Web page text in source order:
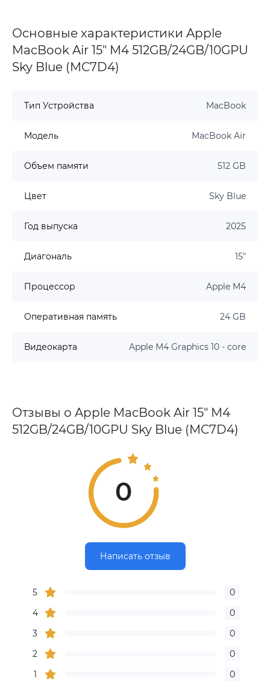
Основные характеристики Apple
MacBook Air 15" M4 512GB/24GB/10GPU
Sky Blue (MC7D4)
Тип Устройства MacBook
Модель MacBook Air
Объем памяти 512 GB
Цвет Sky Blue
Год выпуска 2025
Диагональ 15"
Процессор Apple M4
Оперативная память 24 GB
Видеокарта Apple M4 Graphics 10 - core
Отзывы о Apple MacBook Air 15" M4
512GB/24GB/10GPU Sky Blue (MC7D4)
0
Написать отзыв
5
0
4
0
3
0
2
0
1
0